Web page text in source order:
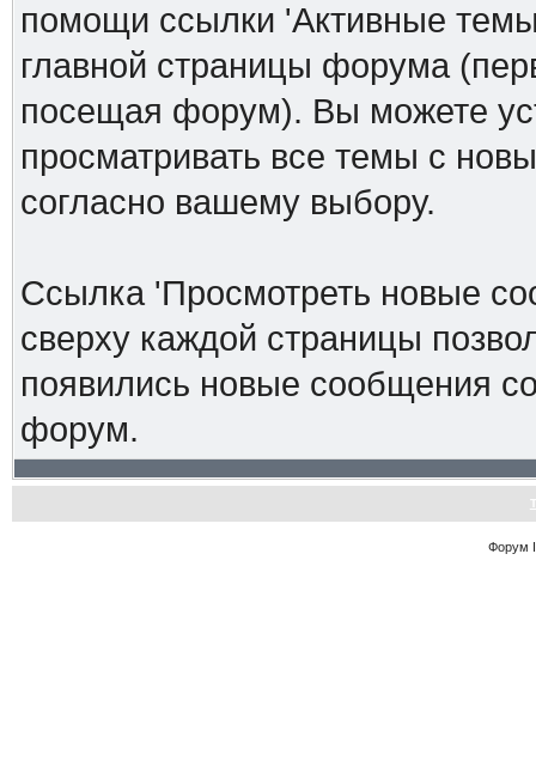
помощи ссылки 'Активные
главной страницы форума
посещая форум). Вы можете
просматривать все темы с
согласно вашему выбору.
Ссылка 'Просмотреть новые
сверху каждой страницы
появились новые сообщения
форум.
Форум